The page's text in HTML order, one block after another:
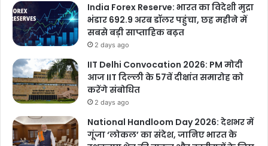
India Forex Reserve: भारत का विदेशी मुद्रा
भंडार 692.9 अरब डॉलर पहुंचा, छह महीने में
सबसे बड़ी साप्ताहिक बढ़त
2 days ago
IIT Delhi Convocation 2026: PM मोदी
आज IIT दिल्ली के 57वें दीक्षांत समारोह को
करेंगे संबोधित
2 days ago
National Handloom Day 2026: देशभर में
गूंजा ‘लोकल’ का संदेश, जानिए भारत के